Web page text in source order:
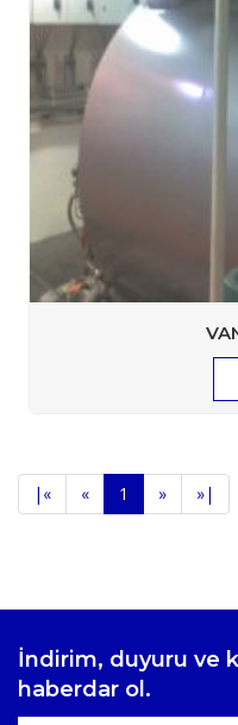
| « « 1 » »|
İndirim, duyuru ve
haberdar ol.